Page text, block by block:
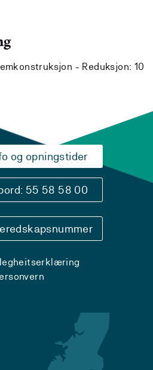
- Reduksjon: 10
og opningstider
55 58 58 00